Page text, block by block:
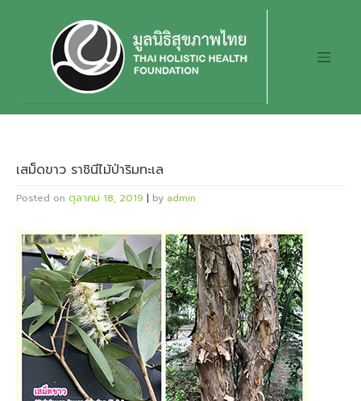
เสม็ดขาว ราชินีไม้ป่าริมทะเล
Posted on ตุลาคม 18, 2019 | by admin